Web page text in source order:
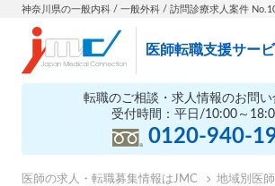
神奈川県の一般内科 / 一般外科 / 訪問診療求人案件
医師転職支援サー
転職のご相談・求人情報のお問い
受付時間：平日/10:00～
0120-940-
医師の求人・転職募集情報はJMC 地域別医